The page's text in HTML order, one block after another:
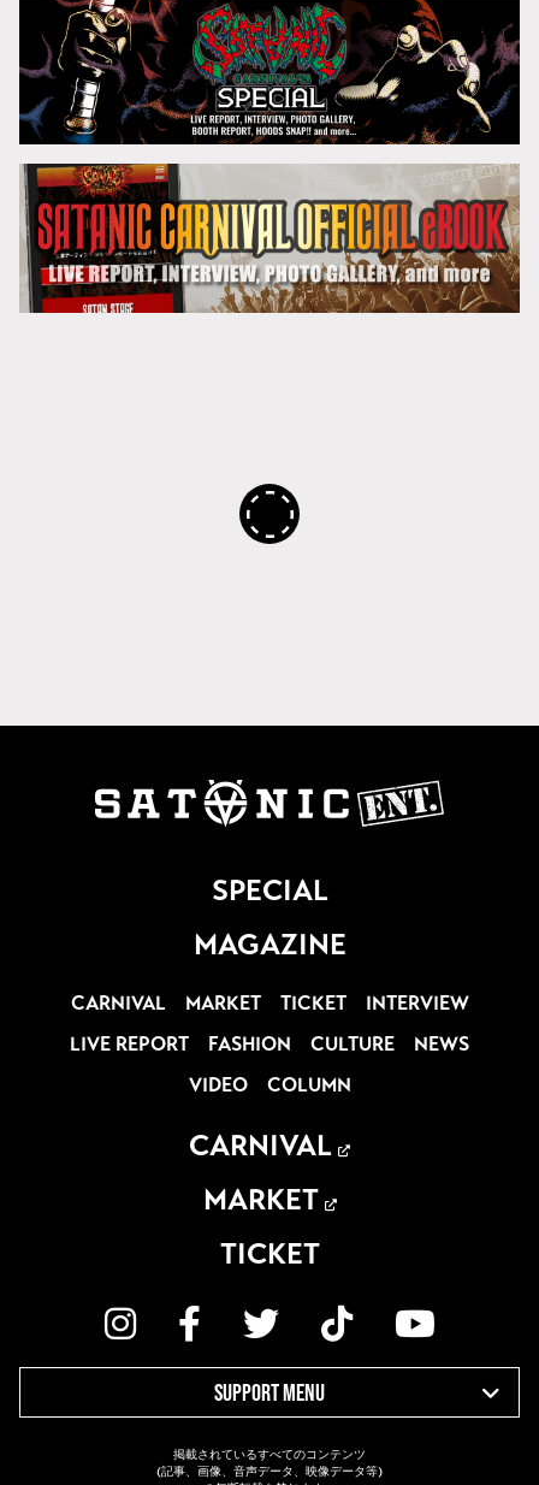
SPECIAL
MAGAZINE
CARNIVAL MARKET TICKET
INTERVIEW
LIVE REPORT
FASHION CULTURE
NEWS
VIDEO
COLUMN
CARNIVAL
MARKET
TICKET
SUPPORT MENU
掲載されているすべてのコンテンツ
(記事、画像、音声データ、映像データ等)